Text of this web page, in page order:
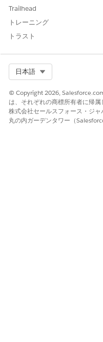
Trailhead
トレーニング
トラスト
日本語
© Copyright 2026,
は、それぞれの商標所有者に帰属
株式会社セールスフォース・ジ
丸の内ガーデンタワー（